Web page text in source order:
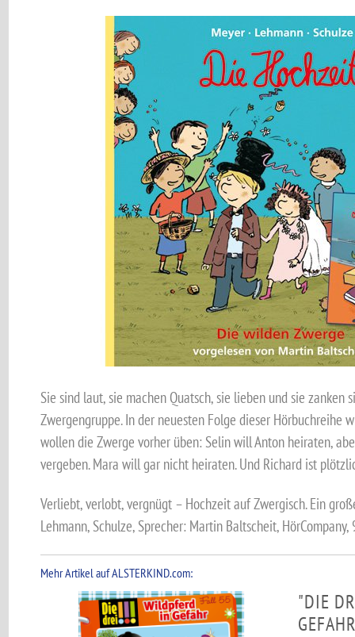
Sie sind laut, sie machen Quatsch, sie lieben und sie zanken
Zwergengruppe. In der neuesten Folge dieser Hörbuchreihe
wollen die Zwerge vorher üben: Selin will Anton heiraten,
vergeben. Mara will gar nicht heiraten. Und Richard ist
Verliebt, verlobt, vergnügt – Hochzeit auf Zwergisch. Ein
Lehmann, Schulze, Sprecher: Martin Baltscheit,
Mehr Artikel auf ALSTERKIND.com:
"DIE